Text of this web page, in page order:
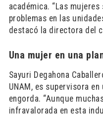
académica. “Las
problemas en las
destacó la directora del
Una mujer en una
Sayuri Degahona
UNAM, es supervisora
engorda. “Aunque
infravalorada en esta